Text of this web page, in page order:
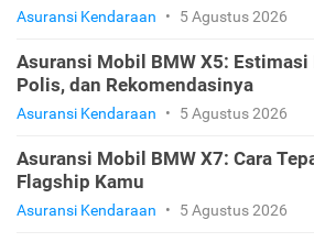
Asuransi Kendaraan • 5 Agustus 2026
Asuransi Mobil BMW X5:
Polis, dan Rekomendasinya
Asuransi Kendaraan • 5 Agustus 2026
Asuransi Mobil BMW X7: Cara
Flagship Kamu
Asuransi Kendaraan • 5 Agustus 2026